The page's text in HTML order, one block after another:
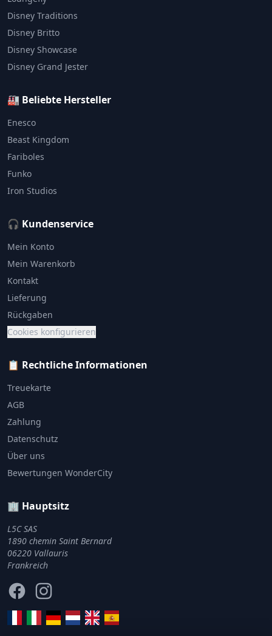
Disney Traditions
Disney Britto
Disney Showcase
Disney Grand Jester
🏭 Beliebte Hersteller
Enesco
Beast Kingdom
Fariboles
Funko
Iron Studios
🎧 Kundenservice
Mein Konto
Mein Warenkorb
Kontakt
Lieferung
Rückgaben
Cookies konfigurieren
📋 Rechtliche Informationen
Treuekarte
AGB
Zahlung
Datenschutz
Über uns
Bewertungen WonderCity
🏢 Hauptsitz
L5C SAS
1890 chemin Saint Bernard
06220 Vallauris
Frankreich
FacebookInstagram